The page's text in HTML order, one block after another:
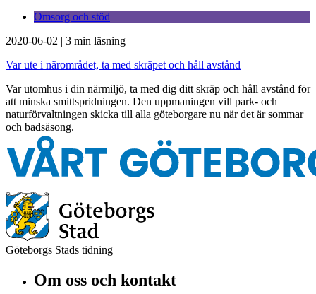
Omsorg och stöd
2020-06-02 | 3 min läsning
Var ute i närområdet, ta med skräpet och håll avstånd
Var utomhus i din närmiljö, ta med dig ditt skräp och håll avstånd för
att minska smittspridningen. Den uppmaningen vill park- och
naturförvaltningen skicka till alla göteborgare nu när det är sommar
och badsäsong.
Göteborgs Stads tidning
Om oss och kontakt